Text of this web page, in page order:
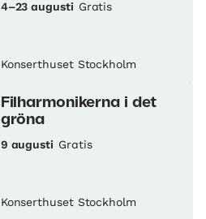
4–23 augusti Gratis
Konserthuset Stockholm
Filharmonikerna i det
gröna
9 augusti Gratis
Konserthuset Stockholm